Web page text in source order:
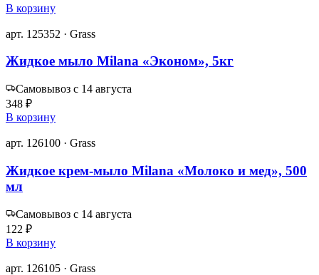
В корзину
арт. 125352 · Grass
Жидкое мыло Milana «Эконом», 5кг
Самовывоз с 14 августа
348 ₽
В корзину
арт. 126100 · Grass
Жидкое крем-мыло Milana «Молоко и мед», 500
мл
Самовывоз с 14 августа
122 ₽
В корзину
арт. 126105 · Grass